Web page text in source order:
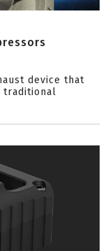
device that
traditional